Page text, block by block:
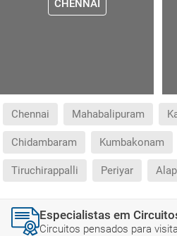
CHENNAI
Chennai Mahabalipuram
Chidambaram Kumbakonam
Tiruchirappalli Periyar
Especialistas em
Circuitos pensados para